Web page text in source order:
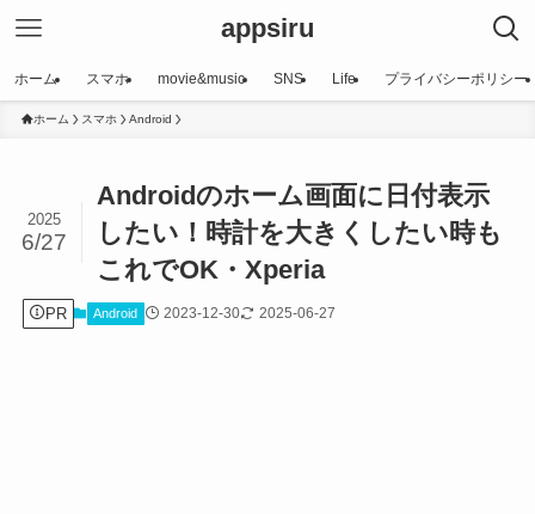
appsiru
ホーム スマホ movie&music SNS Life プライバシーポリシー
ホーム スマホ Android
Androidのホーム画面に日付表示
したい！時計を大きくしたい時も
これでOK・Xperia
2025
6/27
PR Android 2023-12-30 2025-06-27